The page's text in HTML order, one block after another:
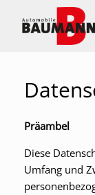
Inhalt
springen
Präambel
Diese
Umfang und